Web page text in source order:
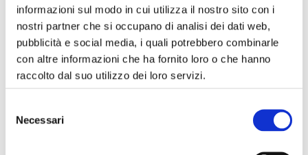
informazioni sul modo in cui utilizza il nostro sito con i
nostri partner che si occupano di analisi dei dati web,
pubblicità e social media, i quali potrebbero combinarle
con altre informazioni che ha fornito loro o che hanno
raccolto dal suo utilizzo dei loro servizi.
delNecessari
ASCOPIAVE RAFFORZA LA
PROPRIA PRESENZA IN
LOMBARDIA
Sezione download